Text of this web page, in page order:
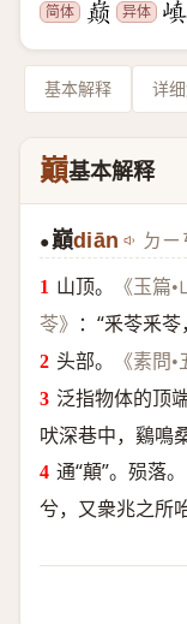
简体 异体
基本解释 详
巔基本解释
●巔diān ㄉㄧ
山顶。 《玉篇•
苓》
：“釆苓釆
头部。
《素問
泛指物体的顶
吠深巷中，鷄鳴
通“顛”。殒落。
兮，又衆兆之所